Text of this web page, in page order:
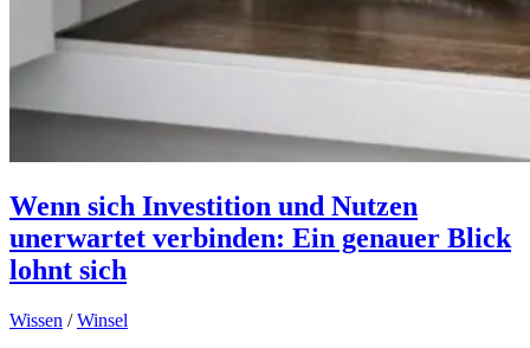
Wenn sich Investition und Nutzen
unerwartet verbinden: Ein genauer Blick
lohnt sich
Wissen /Winsel